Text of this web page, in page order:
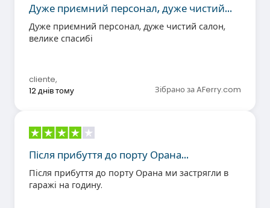
Дуже приємний персонал, дуже чистий…
Дуже приємний персонал, дуже чистий салон,
велике спасибі
cliente,
12 днів тому
Зібрано за AFerry.com
Після прибуття до порту Орана…
Після прибуття до порту Орана ми застрягли в
гаражі на годину.